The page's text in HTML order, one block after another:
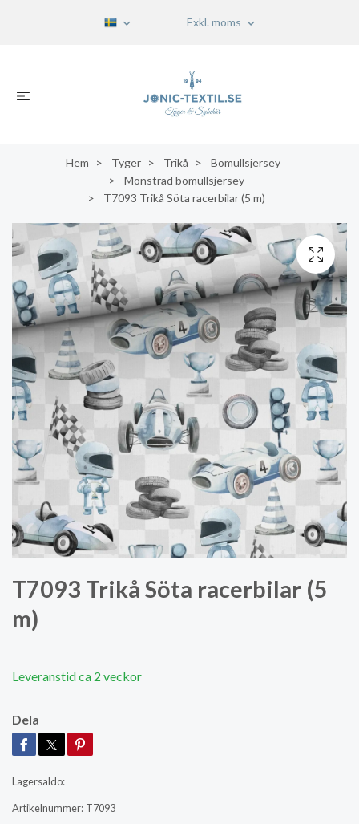
Exkl. moms
Hem Tyger Trikå
Bomullsjersey
Mönstrad bomullsjersey
T7093 Trikå Söta racerbilar (5 m)
T7093 Trikå Söta racerbilar (5
m)
Leveranstid ca 2 veckor
Dela
Lagersaldo:
Artikelnummer: T7093